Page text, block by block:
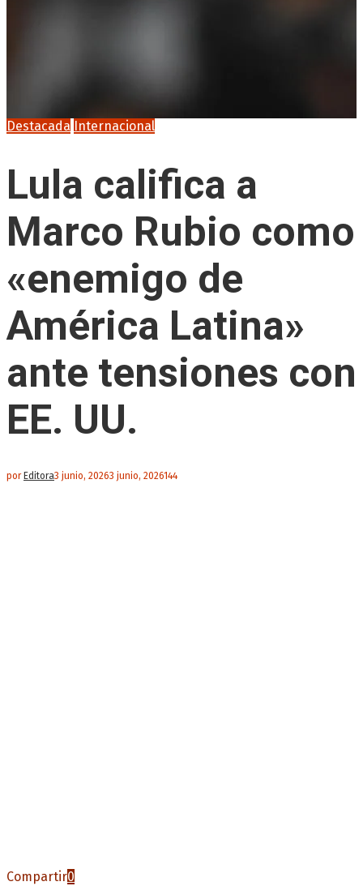
Destacada Internacional
Lula califica a
Marco Rubio como
«enemigo de
América Latina»
ante tensiones con
EE. UU.
por Editora3 junio, 20263 junio, 2026144
Compartir0